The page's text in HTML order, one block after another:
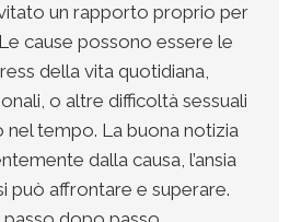
un rapporto proprio per
cause possono essere le
della vita quotidiana,
o altre difficoltà sessuali
nel tempo. La buona notizia
dalla causa, l’ansia
può affrontare e superare.